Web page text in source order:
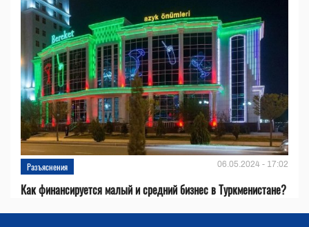
Разъяснения 06.05.2024 - 17:02
Как финансируется малый и средний бизнес в Туркменистане?